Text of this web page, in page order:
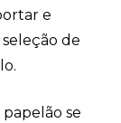
e
de
se